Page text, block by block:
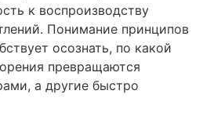
к воспроизводству
Понимание принципов
осознать, по какой
превращаются
а другие быстро